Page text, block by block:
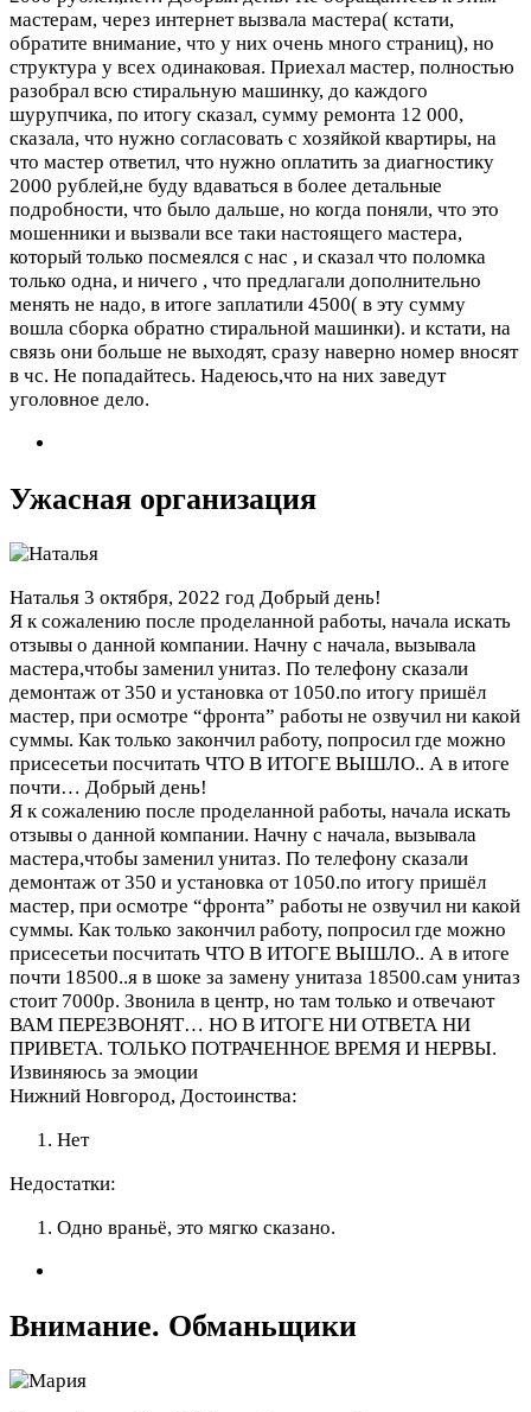
мастерам, через интернет вызвала мастера( кстати,
обратите внимание, что у них очень много страниц), но
структура у всех одинаковая. Приехал мастер, полностью
разобрал всю стиральную машинку, до каждого
шурупчика, по итогу сказал, сумму ремонта 12 000,
сказала, что нужно согласовать с хозяйкой квартиры, на
что мастер ответил, что нужно оплатить за диагностику
2000 рублей,не буду вдаваться в более детальные
подробности, что было дальше, но когда поняли, что это
мошенники и вызвали все таки настоящего мастера,
который только посмеялся с нас , и сказал что поломка
только одна, и ничего , что предлагали дополнительно
менять не надо, в итоге заплатили 4500( в эту сумму
вошла сборка обратно стиральной машинки). и кстати, на
связь они больше не выходят, сразу наверно номер вносят
в чс. Не попадайтесь. Надеюсь,что на них заведут
уголовное дело.
Ужасная организация
Наталья 3 октября, 2022 год Добрый день!
Я к сожалению после проделанной работы, начала искать
отзывы о данной компании. Начну с начала, вызывала
мастера,чтобы заменил унитаз. По телефону сказали
демонтаж от 350 и установка от 1050.по итогу пришёл
мастер, при осмотре “фронта” работы не озвучил ни какой
суммы. Как только закончил работу, попросил где можно
присесетьи посчитать ЧТО В ИТОГЕ ВЫШЛО.. А в итоге
почти… Добрый день!
Я к сожалению после проделанной работы, начала искать
отзывы о данной компании. Начну с начала, вызывала
мастера,чтобы заменил унитаз. По телефону сказали
демонтаж от 350 и установка от 1050.по итогу пришёл
мастер, при осмотре “фронта” работы не озвучил ни какой
суммы. Как только закончил работу, попросил где можно
присесетьи посчитать ЧТО В ИТОГЕ ВЫШЛО.. А в итоге
почти 18500..я в шоке за замену унитаза 18500.сам унитаз
стоит 7000р. Звонила в центр, но там только и отвечают
ВАМ ПЕРЕЗВОНЯТ… НО В ИТОГЕ НИ ОТВЕТА НИ
ПРИВЕТА. ТОЛЬКО ПОТРАЧЕННОЕ ВРЕМЯ И НЕРВЫ.
Извиняюсь за эмоции
Нижний Новгород, Достоинства:
Нет
Недостатки:
Одно враньё, это мягко сказано.
Внимание. Обманьщики